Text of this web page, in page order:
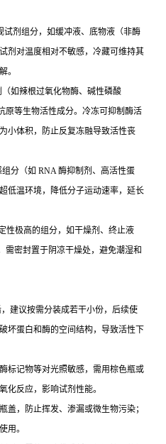
剂组分，如缓冲液、底物液（非酶
剂对温度相对不敏感，冷藏可维持其
。
如辣根过氧化物酶、碱性磷酸
原等生物活性成分。冷冻可抑制酶活
小体积，防止反复冻融导致活性丧
分（如 RNA 酶抑制剂、高活性蛋
低温环境，降低分子运动速率，延长
性极高的组分，如干燥剂、终止液
需密封置于阴凉干燥处，避免潮湿和
建议按需分装成若干小份，后续使
坏蛋白和酶的空间结构，导致活性下
标记物等对光照敏感，需用棕色瓶或
化反应，影响试剂性能。
盖，防止挥发、渗漏或微生物污染；
用。